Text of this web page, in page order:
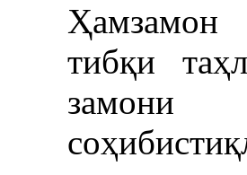
тибқи
замони